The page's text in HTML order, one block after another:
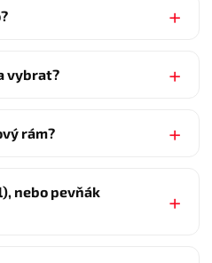
vybrat?
rám?
nebo pevňák